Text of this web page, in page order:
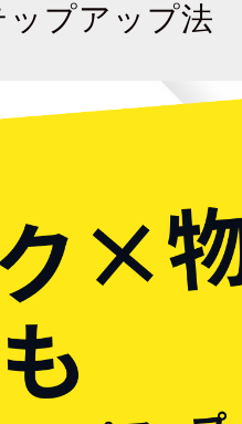
ップアップ法